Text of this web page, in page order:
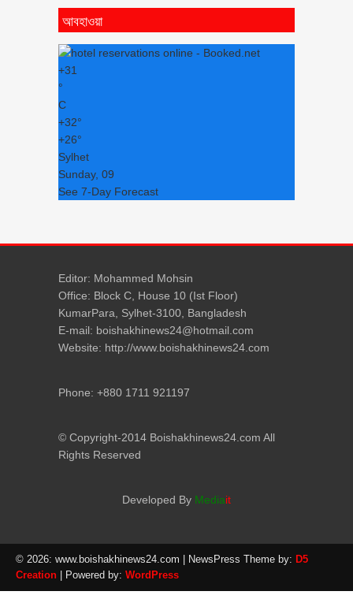
আবহাওয়া
+31
°
C
+32°
+26°
Sylhet
Sunday, 09
See 7-Day Forecast
Editor: Mohammed Mohsin
Office: Block C, House 10 (Ist Floor)
KumarPara, Sylhet-3100, Bangladesh
E-mail: boishakhinews24@hotmail.com
Website: http://www.boishakhinews24.com
Phone: +880 1711 921197
© Copyright-2014 Boishakhinews24.com All
Rights Reserved
Developed By Mediait
© 2026: www.boishakhinews24.com | NewsPress Theme by: D5
Creation | Powered by: WordPress